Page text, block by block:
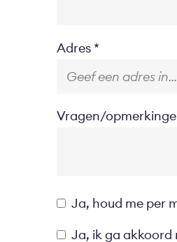
Location
Adres
Vragen/
Opt-
in
Ja, houd me per
Privacyverklaring
Ja, ik ga akkoord